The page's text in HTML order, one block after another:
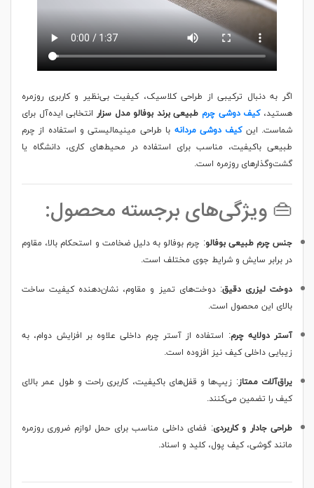
اگر به دنبال ترکیبی از طراحی کلاسیک، کیفیت بی‌نظیر و کاربری روزمره
هستید، کیف دوشی چرمطبیعی برند بوفالو مدل سزارانتخابی ایده‌آل برای
شماست. این کیف دوشی مردانهبا طراحی مینیمالیستی و استفاده از چرم
طبیعی باکیفیت، مناسب برای استفاده در محیط‌های کاری، دانشگاه یا
گشت‌وگذارهای روزمره است.
👜 ویژگی‌های برجسته محصول:
جنس چرم طبیعی بوفالو: چرم بوفالو به دلیل ضخامت و استحکام بالا، مقاوم
در برابر سایش و شرایط جوی مختلف است.
دوخت لیزری دقیق: دوخت‌های تمیز و مقاوم، نشان‌دهنده کیفیت ساخت
بالای این محصول است.
آستر دولایه چرم: استفاده از آستر چرم داخلی علاوه بر افزایش دوام، به
زیبایی داخلی کیف نیز افزوده است.
یراق‌آلات ممتاز: زیپ‌ها و قفل‌های باکیفیت، کاربری راحت و طول عمر بالای
کیف را تضمین می‌کنند.
طراحی جادار و کاربردی: فضای داخلی مناسب برای حمل لوازم ضروری روزمره
مانند گوشی، کیف پول، کلید و اسناد.